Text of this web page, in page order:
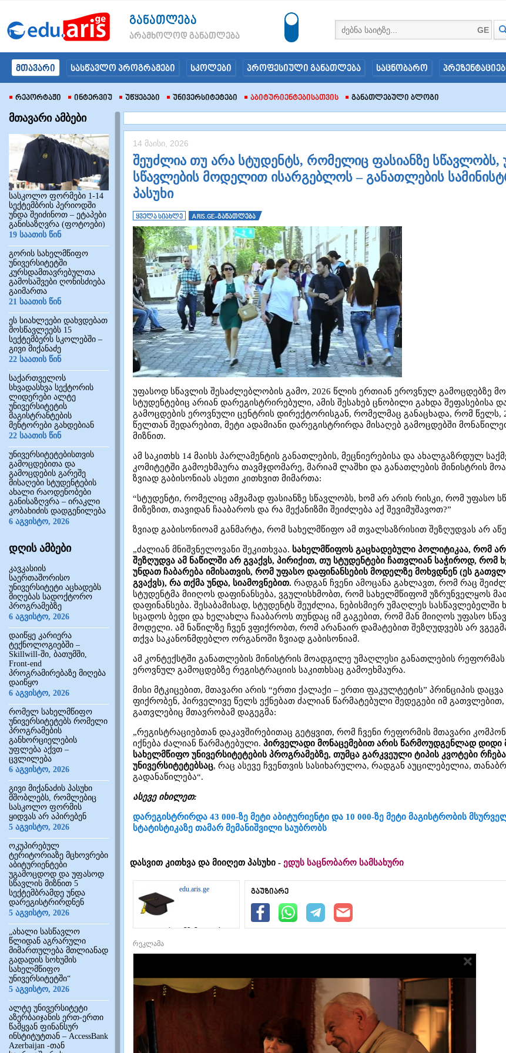
განათლება
არამხოლოდ განათლება
GE
მთავარი სასწავლო პროგრამები სკოლები პროფესიული განათლება საცნობარო
Რეპორტაჟი Ინტერვიუ Უწყებები Უნივერსიტეტები Აბიტურიენტებისათვის Განათლებული Ბლოგი
მთავარი ამბები
სასკოლო ფორმები 1-14
სექტემბრის პერიოდში
უნდა შეიძინოთ – ეტაპები
განისაზღვრა (ფოტოები)
19 საათის წინ
გორის სახელმწიფო
უნივერსიტეტში
კურსდამთავრებულთა
გამოსაშვები ღონისძიება
გაიმართა
21 საათის წინ
ეს სიახლეები დახვდებათ
მოსწავლეებს 15
სექტემბერს სკოლებში –
გივი მიქანაძე
22 საათის წინ
საქართველოს
სხვადასხვა სექტორის
ლიდერები ალტე
უნივერსიტეტის
მაგისტრანტების
მენტორები გახდებიან
22 საათის წინ
უნივერსიტეტებისთვის
გამოცდებითა და
გამოცდების გარეშე
მისაღები სტუდენტების
ახალი რაოდენობები
განისაზღვრა – ირაკლი
კობახიძის დადგენილება
6 აგვისტო, 2026
დღის ამბები
კავკასიის
საერთაშორისო
უნივერსიტეტი აცხადებს
მიღებას სადოქტორო
პროგრამებზე
6 აგვისტო, 2026
დაიწყე კარიერა
ტექნოლოგიებში –
Skillwill-ში, ბათუმში,
Front-end
პროგრამირებაზე მიღება
დაიწყო
6 აგვისტო, 2026
რომელ სახელმწიფო
უნივერსიტეტებს რომელი
პროგრამების
განხორციელების
უფლება აქვთ –
ცვლილება
6 აგვისტო, 2026
გივი მიქანაძის პასუხი
მშობლებს, რომლებიც
სასკოლო ფორმის
ყიდვას არ აპირებენ
5 აგვისტო, 2026
ოკუპირებულ
ტერიტორიაზე მცხოვრები
აბიტურიენტები
უგამოცდოდ და უფასოდ
სწავლის მიზნით 5
სექტემბრამდე უნდა
დარეგისტრირდნენ
5 აგვისტო, 2026
„ახალი სასწავლო
წლიდან აგრარული
მიმართულება მთლიანად
გადადის სოხუმის
სახელმწიფო
უნივერსიტეტში“
5 აგვისტო, 2026
ალტე უნივერსიტეტი
აზერბაიჯანის ერთ-ერთი
წამყვან ფინანსურ
ინსტიტუტთან – AccessBank
Azerbaijan -თან
14 მაისი, 2026
შეუძლია თუ არა სტუდენტს, რომელიც ფასიანზე სწავლობს,
სწავლების მოდელით ისარგებლოს – განათლების
პასუხი
ყველა სიახლე ARIS.GE-განათლება
უფასოდ სწავლის შესაძლებლობის გამო, 2026 წლის ერთიან ეროვნულ გამოცდებზე
სტუდენტებიც არიან დარეგისტრირებული, ამის შესახებ ცნობილი გახდა შეფასებისა
გამოცდების ეროვნული ცენტრის დირექტორისგან, რომელმაც განაცხადა, რომ წელს,
წელთან შედარებით, მეტი ადამიანი დარეგისტრირდა მისაღებ გამოცდებში
მიზნით.
ამ საკითხს 14 მაისს პარლამენტის განათლების, მეცნიერებისა და ახალგაზრდულ
კომიტეტში გამოეხმაურა თავმჯდომარე, მარიამ ლაშხი და განათლების მინისტრის
ზვიად გაბისონიას ასეთი კითხვით მიმართა:
“სტუდენტი, რომელიც ამჟამად ფასიანზე სწავლობს, ხომ არ არის რისკი, რომ უფასო
მიზეზით, თავიდან ჩააბაროს და რა მექანიზმი შეიძლება აქ შევიმუშავოთ?”
ზვიად გაბისონიოამ განმარტა, რომ სახელმწიფო ამ თვალსაზრისით შეზღუდვას არ
„ძალიან მნიშვნელოვანი შეკითხვაა. სახელმწიფოს გაცხადებული პოლიტიკაა, რომ
შეზღუდვა ამ ნაწილში არ გვაქვს, პირიქით, თუ სტუდენტები ჩათვლიან საჭიროდ, რომ
უნდათ ჩაბარება იმისათვის, რომ უფასო დაფინანსების მოდელზე მოხვდნენ (ეს
გვაქვს), რა თქმა უნდა, სიამოვნებით. რადგან ჩვენი ამოცანა გახლავთ, რომ რაც
სტუდენტმა მიიღოს დაფინანსება, ვგულისხმობთ, რომ სახელმწიფომ უზრუნველყოს
დაფინანსება. შესაბამისად, სტუდენტს შეუძლია, ნებისმიერ უმაღლეს
სცადოს ბედი და ხელახლა ჩააბაროს თუნდაც იმ გაგებით, რომ მან მიიღოს უფასო
მოდელი. ამ ნაწილზე ჩვენ ვფიქრობთ, რომ არანაირ დამატებით შეზღუდვებს არ
თქვა საკანონმდებლო ორგანოში ზვიად გაბისონიამ.
ამ კონტექსტში განათლების მინისტრის მოადგილე უმაღლესი განათლების
ეროვნულ გამოცდებზე რეგისტრაციის საკითხსაც გამოეხმაურა.
მისი მტკიცებით, მთავარი არის “ერთი ქალაქი – ერთი ფაკულტეტის” პრინციპის დაცვა
ფიქრობენ, პირველივე წელს ექნებათ ძალიან წარმატებული შედეგები იმ გათვლებით,
გათვლებიც მთავრობამ დაგეგმა:
„რეგისტრაციებთან დაკავშირებითაც გეტყვით, რომ ჩვენი რეფორმის მთავარი
იქნება ძალიან წარმატებული. პირველადი მონაცემებით არის წარმოუდგენლად დიდი
სახელმწიფო უნივერსიტეტების პროგრამებზე, თუმცა გარკვეული ტიპის კვოტები
უნივერსიტეტებსაც, რაც ასევე ჩვენთვის სასიხარულოა, რადგან აუცილებელია,
გადანაწილება“.
ასევე იხილეთ:
დარეგისტრირდა 43 000-ზე მეტი აბიტურიენტი და 10 000-ზე მეტი მაგისტრობის
სტატისტიკაზე თამარ მემანიშვილი საუბრობს
დასვით კითხვა და მიიღეთ პასუხი - ედუს საცნობარო სამსახური
edu.aris.ge
საგანმანათლებლო
გაუზიარე
რეკლამა